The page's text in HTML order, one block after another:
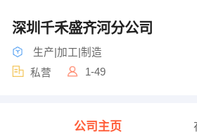
深圳千禾盛齐河分公司
生产|加工|制造
私营
1-49
公司主页